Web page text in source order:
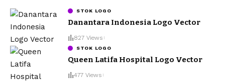
STOK LOGO
Danantara Indonesia Logo Vector
827 Views
STOK LOGO
Queen Latifa Hospital Logo Vector
477 Views